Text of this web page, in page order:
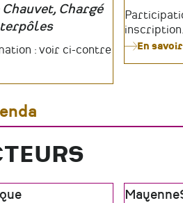
Chargé
: voir ci-contre
Tarifs
inscription.
En savoir
Zone
Mayenne